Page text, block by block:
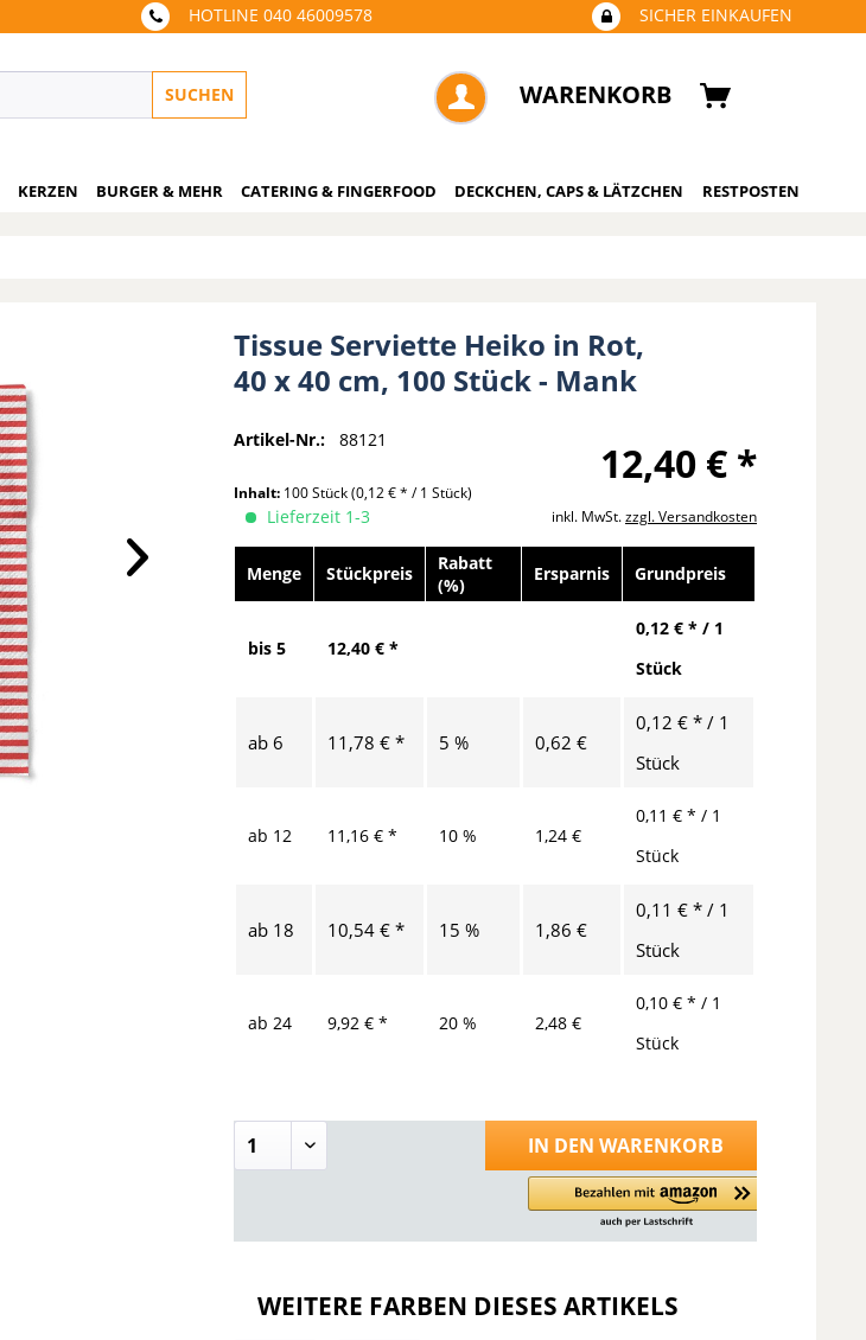
HOTLINE 040 46009578 SICHER EINKAUFEN
SUCHEN WARENKORB
KERZEN BURGER & MEHR CATERING & FINGERFOOD DECKCHEN, CAPS & LÄTZCHEN RESTPOSTEN
Tissue Serviette Heiko in Rot,
40 x 40 cm, 100 Stück - Mank
Artikel-Nr.: 88121 12,40 € *
Inhalt: 100 Stück(0,12 € * / 1 Stück)
inkl. MwSt.zzgl. Versandkosten
Lieferzeit 1-3
Menge Stückpreis
Rabatt
(%)
Ersparnis Grundpreis
bis5 12,40 € *
0,12 € * / 1
Stück
ab6 11,78 € * 5 % 0,62 €
0,12 € * / 1
Stück
ab 12 11,16 € * 10 % 1,24 €
0,11 € * / 1
Stück
ab 18 10,54 € * 15 % 1,86 €
0,11 € * / 1
Stück
ab24 9,92 € * 20 % 2,48 €
0,10 € * / 1
Stück
IN DEN WARENKORB
WEITERE FARBEN DIESES ARTIKELS